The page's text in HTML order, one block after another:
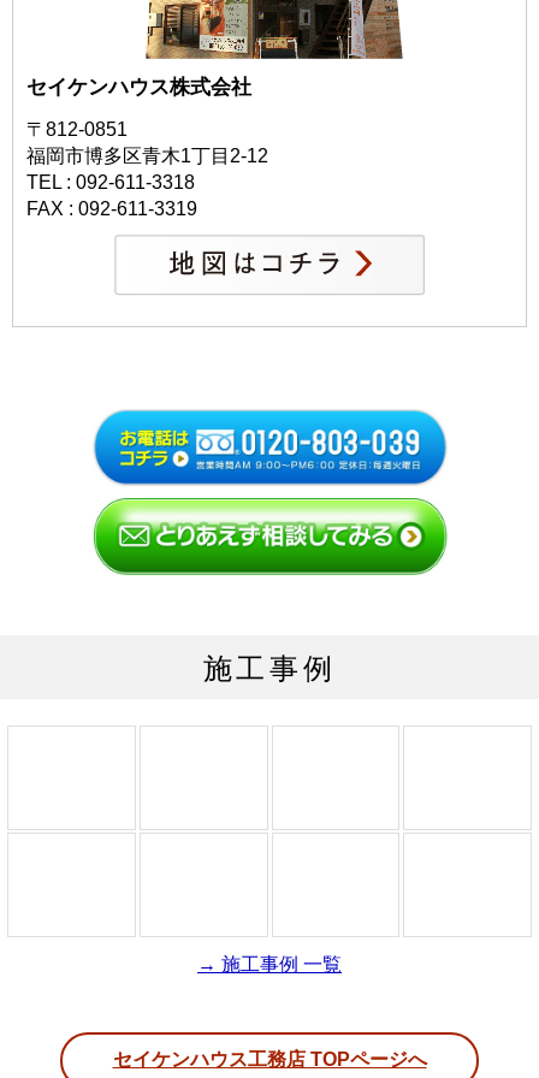
セイケンハウス株式会社
〒812-0851
福岡市博多区青木1丁目2-12
TEL : 092-611-3318
FAX : 092-611-3319
施工事例
→ 施工事例 一覧
セイケンハウス工務店 TOPページへ